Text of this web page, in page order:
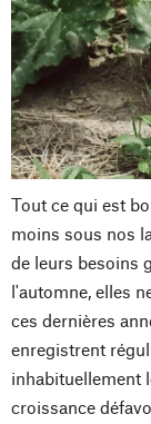
Tout ce qui est
moins sous nos
de leurs besoins
l'automne, elles
ces dernières
enregistrent
inhabituellement
croissance